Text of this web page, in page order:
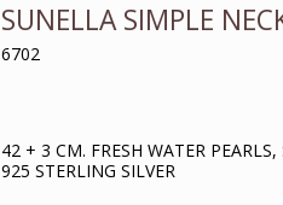
SUNELLA SIMPLE
6702
42 + 3 CM. FRESH WATER
925 STERLING SILVER